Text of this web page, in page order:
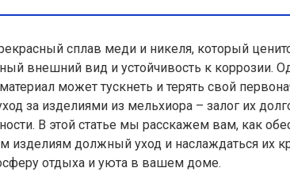
сплав меди и никеля, который
внешний вид и устойчивость к коррозии.
может тускнеть и терять свой
за изделиями из мельхиора – залог их
В этой статье мы расскажем вам, как
изделиям должный уход и наслаждаться их
отдыха и уюта в вашем доме.